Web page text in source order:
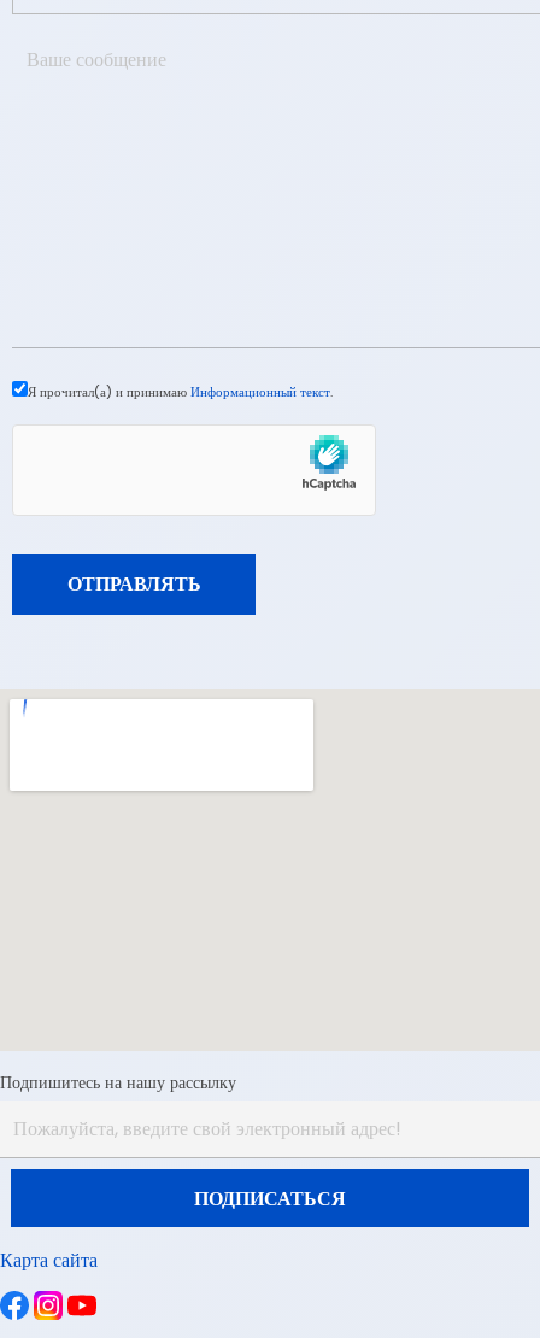
Я прочитал(а) и принимаюИнформационный текст.
Подпишитесь на нашу рассылку
Карта сайта